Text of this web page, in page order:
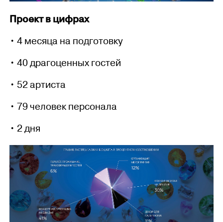
Проект в цифрах
• 4 месяца на подготовку
• 40 драгоценных гостей
• 52 артиста
• 79 человек персонала
• 2 дня